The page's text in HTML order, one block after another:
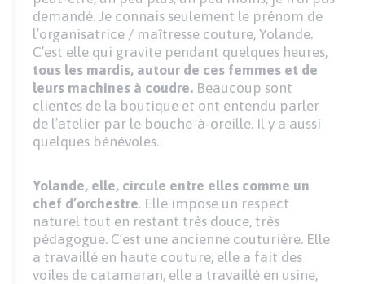
demandé. Je connais seulement le prénom de
l’organisatrice / maîtresse couture, Yolande.
C’est elle qui gravite pendant quelques heures,
tous les mardis, autour de ces femmes et de
leurs machines à coudre. Beaucoup sont
clientes de la boutique et ont entendu parler
de l’atelier par le bouche-à-oreille. Il y a aussi
quelques bénévoles.
Yolande, elle, circule entre elles comme un
chef d’orchestre. Elle impose un respect
naturel tout en restant très douce, très
pédagogue. C’est une ancienne couturière. Elle
a travaillé en haute couture, elle a fait des
voiles de catamaran, elle a travaillé en usine,